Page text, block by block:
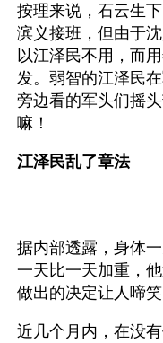
按理来说，石云生
滨义接班，但由于
以江泽民不用，而
发。弱智的江泽民
旁边看的军头们摇
嘛！
江泽民乱了章法
据内部透露，身体
一天比一天加重，
做出的决定让人啼笑
近几个月内，在没